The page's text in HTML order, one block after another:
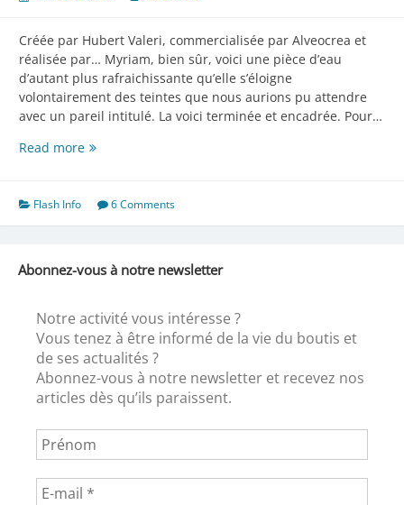
Créée par Hubert Valeri, commercialisée par Alveocrea et
réalisée par… Myriam, bien sûr, voici une pièce d’eau
d’autant plus rafraichissante qu’elle s’éloigne
volontairement des teintes que nous aurions pu attendre
avec un pareil intitulé. La voici terminée et encadrée. Pour…
Read moreSon
(pour
l’instant
Flash Info 6 Comments
Abonnez-vous à notre newsletter
Notre activité vous intéresse ?
Vous tenez à être informé de la vie du boutis et
de ses actualités ?
Abonnez-vous à notre newsletter et recevez nos
articles dès qu’ils paraissent.